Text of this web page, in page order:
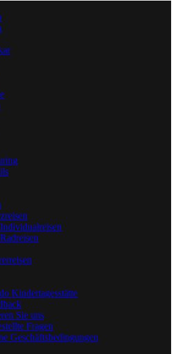
Kindertagesstätte
Sie uns
Fragen
Geschäftsbedingungen